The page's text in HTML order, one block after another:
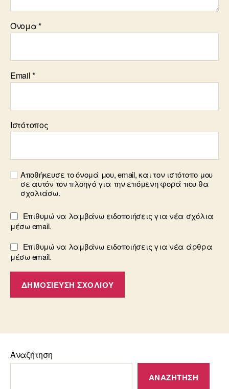
Όνομα*
Email*
Ιστότοπος
Αποθήκευσε το όνομά μου, email, και τον ιστότοπο μου
σε αυτόν τον πλοηγό για την επόμενη φορά που θα
σχολιάσω.
Επιθυμώ να λαμβάνω ειδοποιήσεις για νέα σχόλια
μέσω email.
Επιθυμώ να λαμβάνω ειδοποιήσεις για νέα άρθρα
μέσω email.
Αναζήτηση
ΑΝΑΖΉΤΗΣΗ